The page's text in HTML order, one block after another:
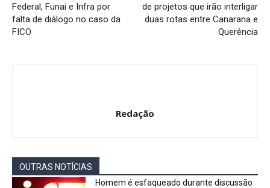
Federal, Funai e Infra por
falta de diálogo no caso da
FICO
de projetos que irão interligar
duas rotas entre Canarana e
Querência
Redação
OUTRAS NOTÍCIAS
Homem é esfaqueado durante discussão